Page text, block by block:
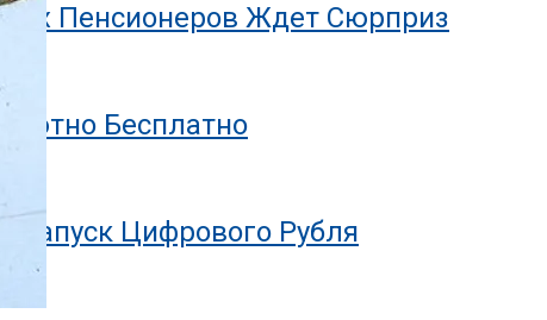
Пенсионеров Ждет Сюрприз
Бесплатно
Запуск Цифрового Рубля